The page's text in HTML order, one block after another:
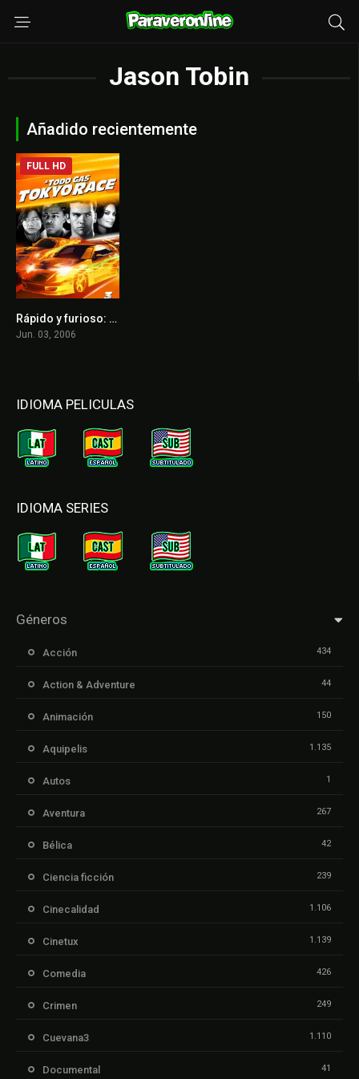
Jason Tobin
Añadido recientemente
6.1
FULL HD
Rápido y furioso: Reto Tokio
Jun. 03, 2006
IDIOMA PELICULAS
IDIOMA SERIES
Géneros
Acción 434
Action & Adventure 44
Animación 150
Aquipelis 1.135
Autos 1
Aventura 267
Bélica 42
Ciencia ficción 239
Cinecalidad 1.106
Cinetux 1.139
Comedia 426
Crimen 249
Cuevana3 1.110
Documental 41